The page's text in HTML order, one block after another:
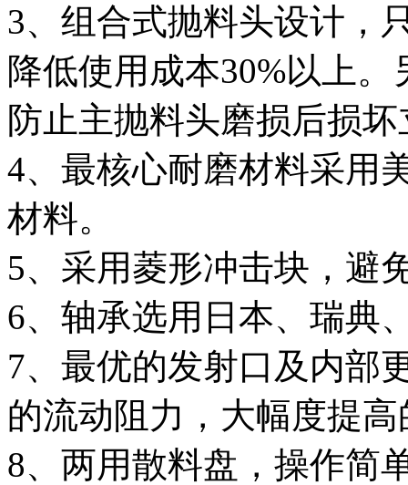
3、组合式抛料头设计，
降低使用成本30%以上
防止主抛料头磨损后损
4、最核心耐磨材料采用
材料。
5、采用菱形冲击块，避
6、轴承选用日本、瑞典
7、最优的发射口及内部
的流动阻力，大幅度提
8、两用散料盘，操作简